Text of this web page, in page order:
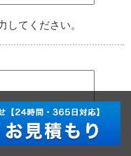
てください。
」、戸建場合は「戸
応を致しかねます。